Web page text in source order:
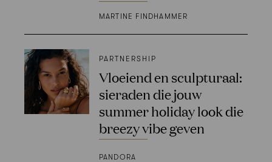
MARTINE FINDHAMMER
PARTNERSHIP
Vloeiend en sculpturaal:
sieraden die jouw
summer holiday look die
breezy vibe geven
PANDORA